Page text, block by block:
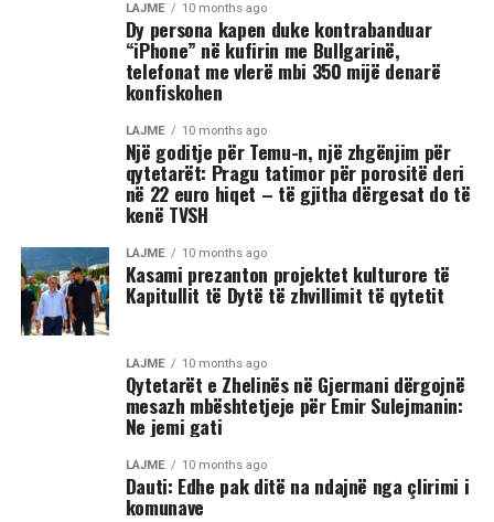
LAJME 10 months ago
Dy persona kapen duke kontrabanduar
“iPhone” në kufirin me Bullgarinë,
telefonat me vlerë mbi 350 mijë denarë
konfiskohen
LAJME 10 months ago
Një goditje për Temu-n, një zhgënjim për
qytetarët: Pragu tatimor për porositë deri
në 22 euro hiqet – të gjitha dërgesat do të
kenë TVSH
LAJME 10 months ago
Kasami prezanton projektet kulturore të
Kapitullit të Dytë të zhvillimit të qytetit
LAJME 10 months ago
Qytetarët e Zhelinës në Gjermani dërgojnë
mesazh mbështetjeje për Emir Sulejmanin:
Ne jemi gati
LAJME 10 months ago
Dauti: Edhe pak ditë na ndajnë nga çlirimi i
komunave